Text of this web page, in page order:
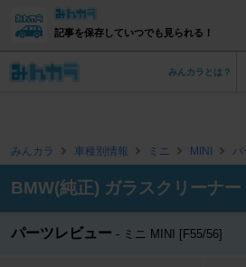
記事を保存していつでも見られる！
みんカラとは？
みんカラ 車種別情報 ミニ MINI パ
BMW(純正) ガラスクリーナー
パーツレビュー ミニ MINI [F55/56]